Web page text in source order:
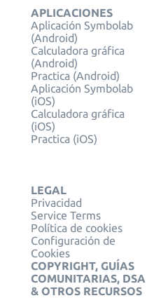
APLICACIONES
Aplicación Symbolab
(Android)
Calculadora gráfica
(Android)
Practica (Android)
Aplicación Symbolab
(iOS)
Calculadora gráfica
(iOS)
Practica (iOS)
LEGAL
Privacidad
Service Terms
Política de cookies
Configuración de
Cookies
COPYRIGHT, GUÍAS
COMUNITARIAS, DSA
& OTROS RECURSOS